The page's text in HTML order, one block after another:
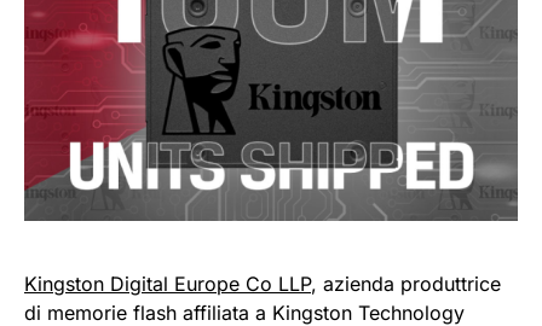
Kingston Digital Europe Co LLP, azienda produttrice
di memorie flash affiliata a Kingston Technology